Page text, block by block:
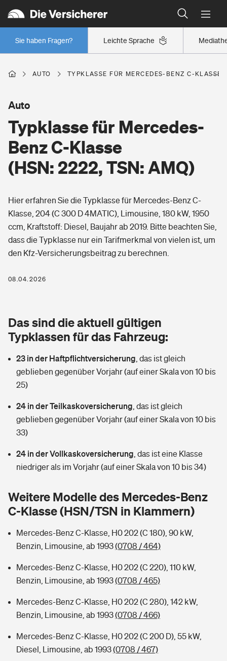
Leichte Sprache
Sie haben Fragen?
Wer versichert was: Jetzt Versicherer finden
Regionalklassen: So ist Ihre Region eingestuft
Wer versichert was: Jetzt Versicherer finden
Berufsunfähigkeitsversicherung
Arbeitsrechtsschutz
Berufshaftpflichtversicherung
Rentenrechner: Wie viel Geld bekomme ich im Alter?
Wer versichert was: Jetzt Versicherer finden
Sie haben Fragen?
Wohnen
Wohngebäudeversicherung
Hausratversicherung
Elementarversicherung
Photovoltaik
Wärmepumpen versichern
Vermieterrrechtsschutz
Mietkautionsversicherung
Restkreditversicherung
Zur Übersicht
Wer versichert was: Jetzt Versicherer finden
Sie haben Fragen?
Pri­vate Haft­pflicht­
Rechts­schutz­ver­si­che­rung
Kinderunfall­ver­si­che­rung
Reiseversicherung
Handyversicherung
Musikinstrumentenversicherung
Zur Übersicht
Tools
Kinderunfall-Check: Mehr Sicherheit für deine Kids
Sie haben Fragen?
Gesundheit
Private Krankenversicherung
Tierkrankenversicherung
Zur Übersicht
Wer versichert was: Jetzt Versicherer finden
Sie haben Fragen?
AUTO TYPKLASSE FÜR MERCEDES-BENZ C-
Typklasse für Mercedes-
Benz C-Klasse
(HSN: 2222, TSN: AMQ)
Auto
Hier erfahren Sie die Typklasse für Mercedes-Benz C-
Klasse, 204 (C 300 D 4MATIC), Limousine, 180 kW, 1950
ccm, Kraftstoff: Diesel, Baujahr ab 2019. Bitte beachten Sie,
dass die Typklasse nur ein Tarifmerkmal von vielen ist, um
den Kfz-Versicherungsbeitrag zu berechnen.
08.04.2026
Das sind die aktuell gültigen
Typklassen für das Fahrzeug:
23 in der Haftpflichtversicherung das ist gleich
geblieben gegenüber Vorjahr (auf einer Skala von 10 bis
25)
24 in der Teilkaskoversicherung das ist gleich
geblieben gegenüber Vorjahr (auf einer Skala von 10 bis
33)
24 in der Vollkaskoversicherung das ist eine Klasse
niedriger als im Vorjahr (auf einer Skala von 10 bis 34)
Weitere Modelle des Mercedes-Benz
C-Klasse (HSN/TSN in Klammern)
Mercedes-Benz C-Klasse, H0 202 (C 180), 90 kW,
Benzin, Limousine, ab 1993(0708 / 464)
Mercedes-Benz C-Klasse, H0 202 (C 220), 110 kW,
Benzin, Limousine, ab 1993(0708 / 465)
Mercedes-Benz C-Klasse, H0 202 (C 280), 142 kW,
Benzin, Limousine, ab 1993(0708 / 466)
Mercedes-Benz C-Klasse, H0 202 (C 200 D), 55 kW,
Diesel, Limousine, ab 1993(0708 / 467)